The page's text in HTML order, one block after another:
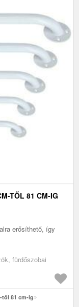
TŐL 81 CM-IG
erősíthető, így
fürdőszobai
81 cm-ig